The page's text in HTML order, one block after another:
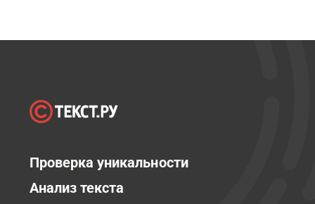
Проверка уникальности
Анализ текста